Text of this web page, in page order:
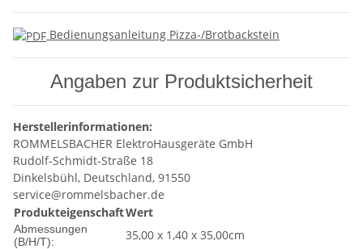
Bedienungsanleitung Pizza-/Brotbackstein
Angaben zur Produktsicherheit
Herstellerinformationen:
ROMMELSBACHER ElektroHausgeräte GmbH
Rudolf-Schmidt-Straße 18
Dinkelsbühl, Deutschland, 91550
service@rommelsbacher.de
ProdukteigenschaftWert
Abmessungen
(B/H/T):
35,00 x 1,40 x 35,00cm